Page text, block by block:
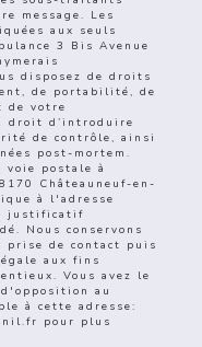
message. Les
aux seuls
3 Bis Avenue
disposez de droits
de portabilité, de
de votre
droit d’introduire
de contrôle, ainsi
post-mortem.
voie postale à
Châteauneuf-en-
à l'adresse
justificatif
Nous conservons
prise de contact puis
aux fins
Vous avez le
au
à cette adresse:
pour plus